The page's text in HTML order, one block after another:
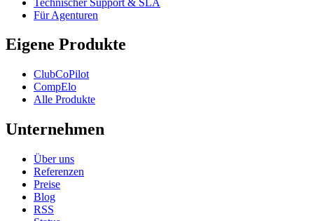
Für Agenturen
Eigene Produkte
ClubCoPilot
CompElo
Alle Produkte
Unternehmen
Über uns
Referenzen
Preise
Blog
RSS